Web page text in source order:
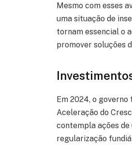
Mesmo com esses
uma situação de
tornam essencial o
promover soluções
Em 2024, o
Aceleração do
contempla ações
regularização